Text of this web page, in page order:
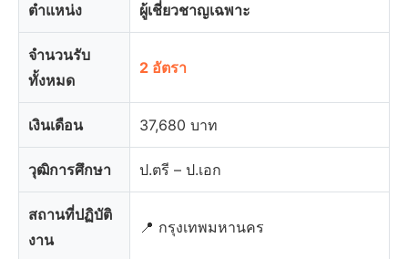
ตำแหน่ง ผู้เชี่ยวชาญเฉพาะ
จำนวนรับ
ทั้งหมด
2 อัตรา
เงินเดือน 37,680 บาท
วุฒิการศึกษา ป.ตรี – ป.เอก
สถานที่ปฏิบัติ
งาน
📍 กรุงเทพมหานคร